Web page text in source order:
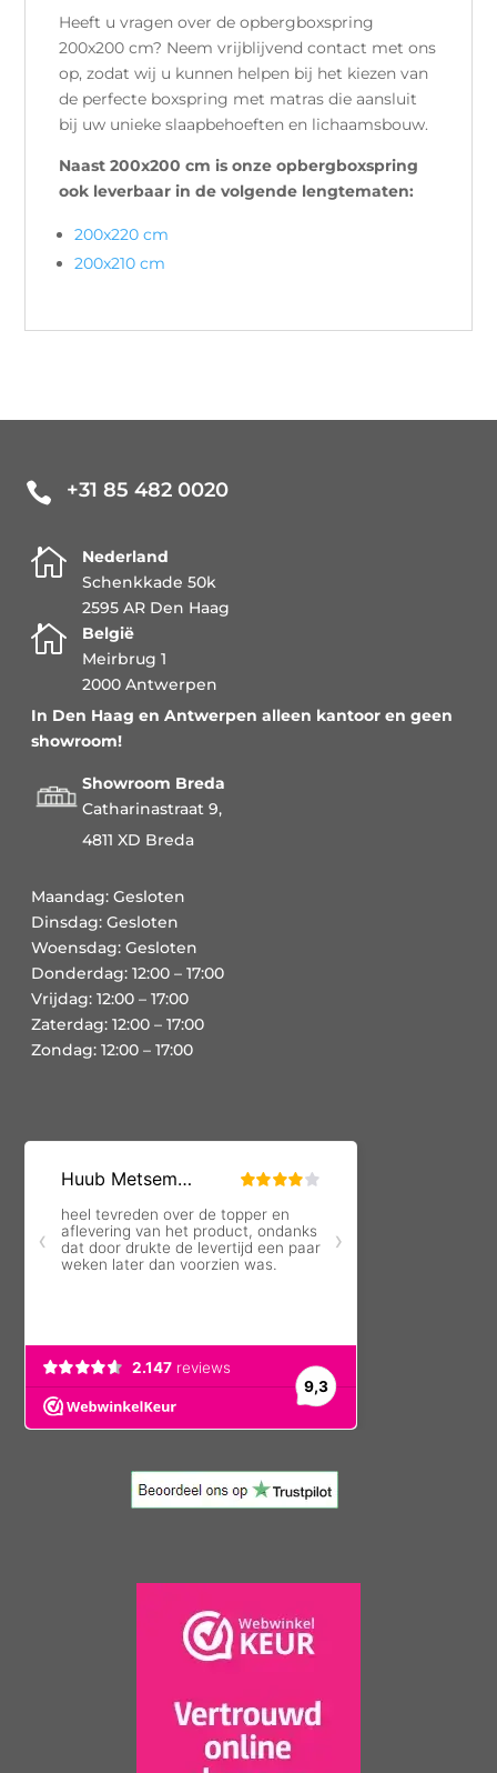
Heeft u vragen over de opbergboxspring
200x200 cm? Neem vrijblijvend contact met ons
op, zodat wij u kunnen helpen bij het kiezen van
de perfecte boxspring met matras die aansluit
bij uw unieke slaapbehoeften en lichaamsbouw.
Naast 200x200 cm is onze opbergboxspring
ook leverbaar in de volgende lengtematen:
200x220 cm
200x210 cm
 +31 85 482 0020

Nederland
Schenkkade 50k
2595 AR Den Haag

België
Meirbrug 1
2000 Antwerpen
In Den Haag en Antwerpen alleen kantoor en geen
showroom!
Showroom Breda
Catharinastraat 9,
4811 XD Breda
Maandag: Gesloten
Dinsdag: Gesloten
Woensdag: Gesloten
Donderdag: 12:00 – 17:00
Vrijdag: 12:00 – 17:00
Zaterdag: 12:00 – 17:00
Zondag: 12:00 – 17:00